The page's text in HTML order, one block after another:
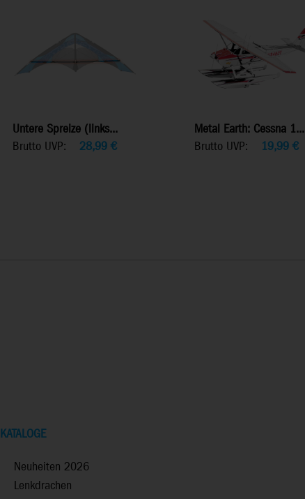
Untere Spreize (links...
Brutto UVP:
28,99 €
Metal Earth: Cessna 1...
Brutto UVP:
19,99€
KATALOGE
Neuheiten 2026
Lenkdrachen